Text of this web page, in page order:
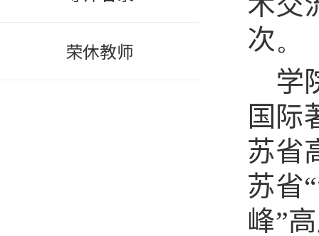
荣休教师
次。
学
国际
苏省
苏省
峰”